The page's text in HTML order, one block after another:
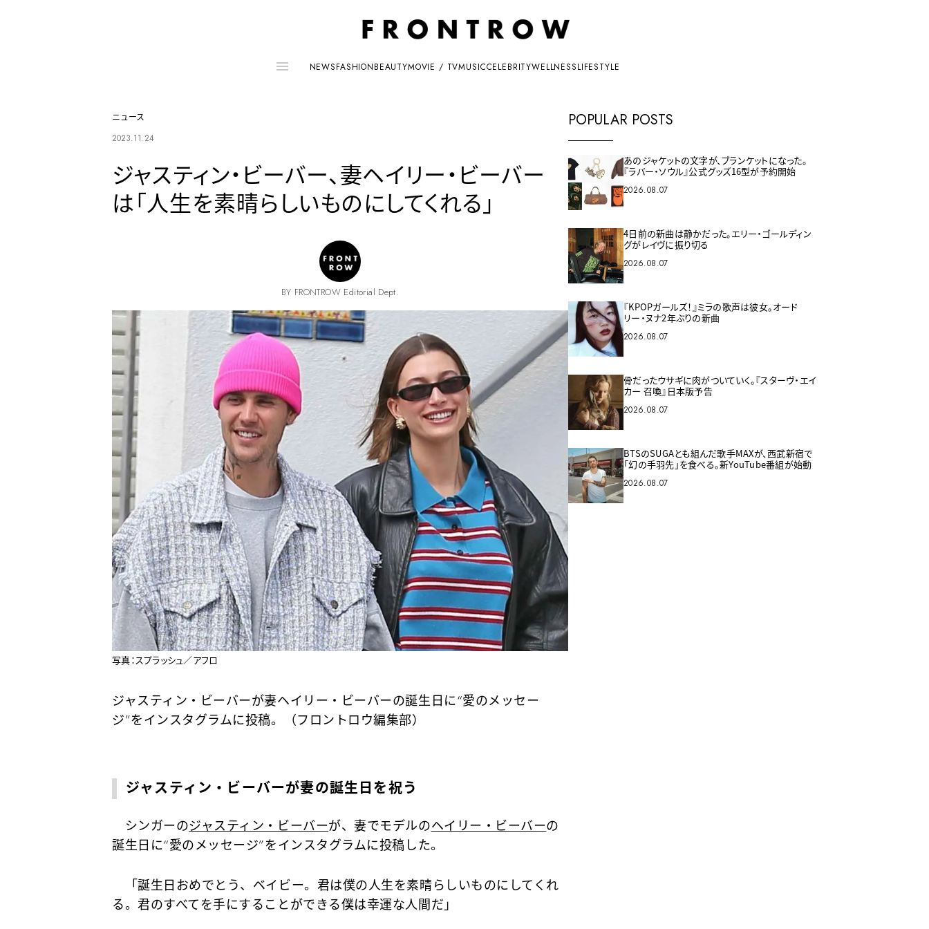
NEWSFASHIONBEAUTYMOVIE / TVMUSICCELEBRITYWELLNESSLIFESTYLE
ニュース
2023.11.24
ジャスティン・ビーバー、妻ヘイリー・ビーバー
は「人生を素晴らしいものにしてくれる」
BY FRONTROW Editorial Dept.
写真：スプラッシュ／アフロ
ジャスティン・ビーバーが妻ヘイリー・ビーバーの誕生日に“愛のメッセー
ジ”をインスタグラムに投稿。（フロントロウ編集部）
ジャスティン・ビーバーが妻の誕生日を祝う
シンガーのジャスティン・ビーバーが、妻でモデルのヘイリー・ビーバーの
誕生日に“愛のメッセージ”をインスタグラムに投稿した。
「誕生日おめでとう、ベイビー。君は僕の人生を素晴らしいものにしてくれ
る。君のすべてを手にすることができる僕は幸運な人間だ」
POPULAR POSTS
あのジャケットの文字が、ブランケットになった。
『ラバー・ソウル』公式グッズ16型が予約開始
2026.08.07
4日前の新曲は静かだった。エリー・ゴールディン
グがレイヴに振り切る
2026.08.07
『KPOPガールズ！』ミラの歌声は彼女。オード
リー・ヌナ2年ぶりの新曲
2026.08.07
骨だったウサギに肉がついていく。『スターヴ・エイ
カー 召喚』日本版予告
2026.08.07
BTSのSUGAとも組んだ歌手MAXが、西武新宿で
「幻の手羽先」を食べる。新YouTube番組が始動
2026.08.07